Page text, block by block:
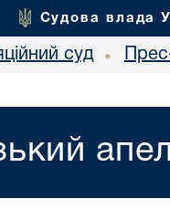
Судова влада
суд •